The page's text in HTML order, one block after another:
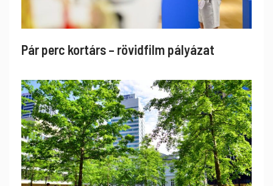
Pár perc kortárs – rövidfilm pályázat